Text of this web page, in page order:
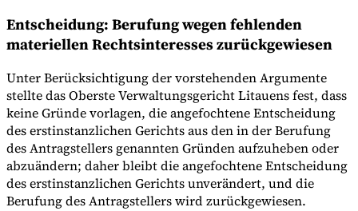
Entscheidung: Berufung wegen fehlenden
materiellen Rechtsinteresses zurückgewiesen
Unter Berücksichtigung der vorstehenden Argumente
stellte das Oberste Verwaltungsgericht Litauens fest, dass
keine Gründe vorlagen, die angefochtene Entscheidung
des erstinstanzlichen Gerichts aus den in der Berufung
des Antragstellers genannten Gründen aufzuheben oder
abzuändern; daher bleibt die angefochtene Entscheidung
des erstinstanzlichen Gerichts unverändert, und die
Berufung des Antragstellers wird zurückgewiesen.